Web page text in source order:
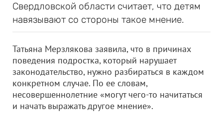
Свердловской области считает, что детям
навязывают со стороны такое мнение.
Татьяна Мерзлякова заявила, что в причинах
поведения подростка, который нарушает
законодательство, нужно разбираться в каждом
конкретном случае. По ее словам,
несовершеннолетние «могут чего-то начитаться
и начать выражать другое мнение».